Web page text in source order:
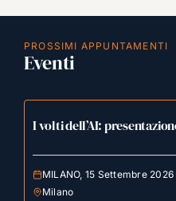
PROSSIMI APPUNTAMENTI
Eventi
I volti dell’AI:
MILANO, 15 Settembre 2026
Milano